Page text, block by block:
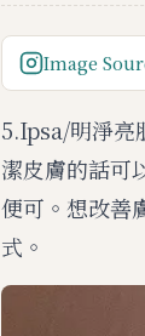
Image
5.Ipsa/明淨亮
潔皮膚的話可
便可。想改善
式。